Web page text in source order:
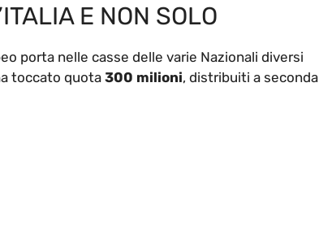
E NON SOLO
porta nelle casse delle varie Nazionali diversi
toccato quota 300 milioni, distribuiti a seconda